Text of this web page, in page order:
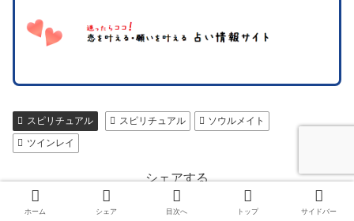
スピリチュアル スピリチュアル
ソウルメイト
ツインレイ
シェアする
Pinterest コピー
ホーム シェア 目次へ トップ サイドバー